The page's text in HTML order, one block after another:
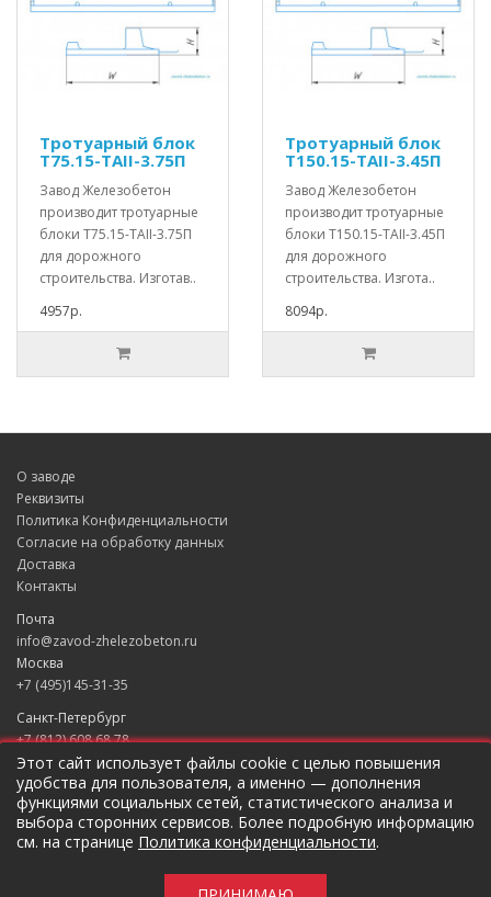
Тротуарный блок
Т75.15-TAII-3.75П
Завод Железобетон
производит тротуарные
блоки Т75.15-TAII-3.75П
для дорожного
строительства. Изготав..
4957р.
Тротуарный блок
Т150.15-TAII-3.45П
Завод Железобетон
производит тротуарные
блоки Т150.15-TAII-3.45П
для дорожного
строительства. Изгота..
8094р.
О заводе
Реквизиты
Политика Конфиденциальности
Согласие на обработку данных
Доставка
Контакты
Почта
info@zavod-zhelezobeton.ru
Москва
+7 (495)145-31-35
Санкт-Петербург
+7 (812) 608 68 78
Екатеринбург
+7 (343) 235 49 31
Краснодар
+7 (861) 205 79 37
Этот сайт использует файлы cookie с целью повышения
удобства для пользователя, а именно — дополнения
функциями социальных сетей, статистического анализа и
выбора сторонних сервисов. Более подробную информацию
см. на странице Политика конфиденциальности.